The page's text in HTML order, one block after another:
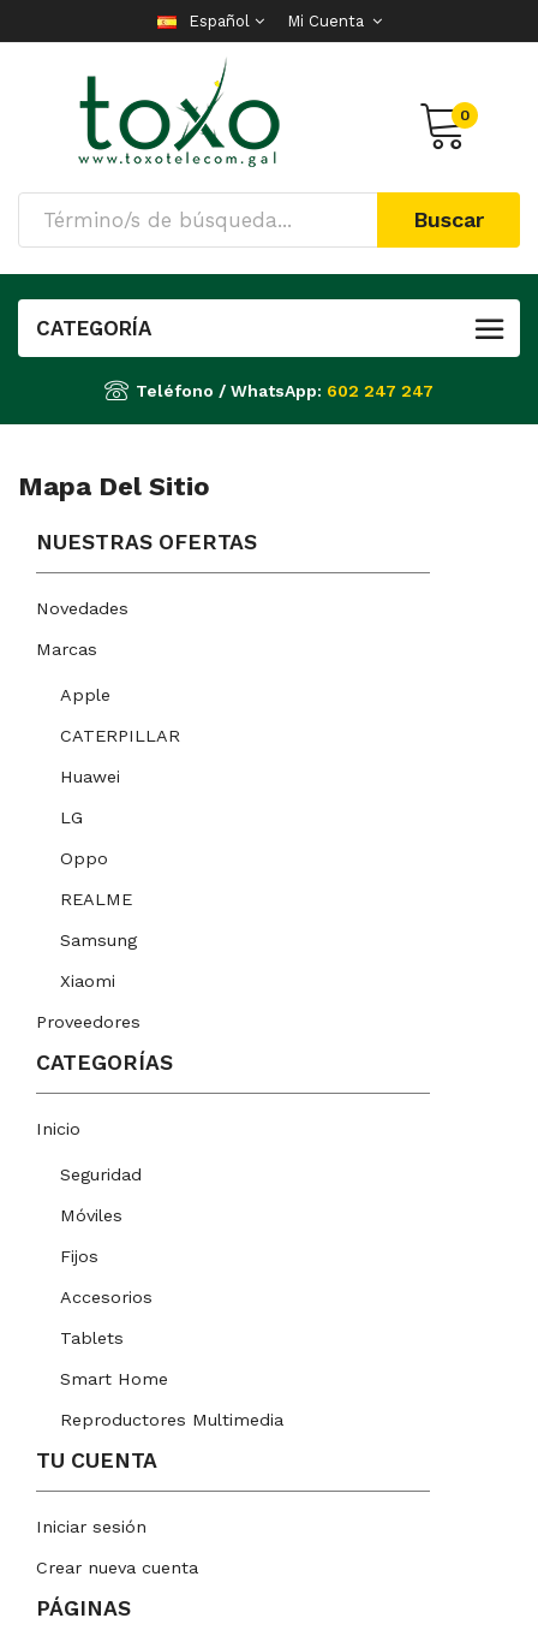
Español Mi Cuenta
0
Buscar
CATEGORÍA
Teléfono / WhatsApp: 602 247 247
Mapa Del Sitio
NUESTRAS OFERTAS
Novedades
Marcas
Apple
CATERPILLAR
Huawei
LG
Oppo
REALME
Samsung
Xiaomi
Proveedores
CATEGORÍAS
Inicio
Seguridad
Móviles
Fijos
Accesorios
Tablets
Smart Home
Reproductores Multimedia
TU CUENTA
Iniciar sesión
Crear nueva cuenta
PÁGINAS